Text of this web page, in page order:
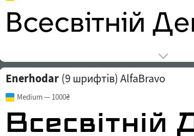
Enerhodar (9 шрифтів) AlfaBravo
Medium— 1000₴